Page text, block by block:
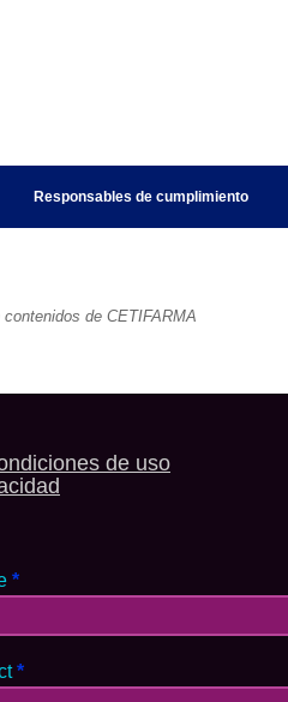
Responsables de cumplimiento
de CETIFARMA
de uso
*
*